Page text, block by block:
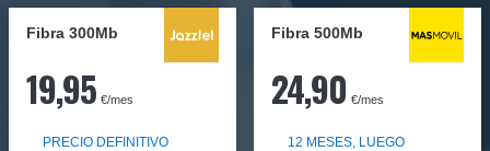
Fibra 300Mb
19,95 €/mes
PRECIO DEFINITIVO
Fibra 500Mb
24,90 €/mes
12 MESES, LUEGO